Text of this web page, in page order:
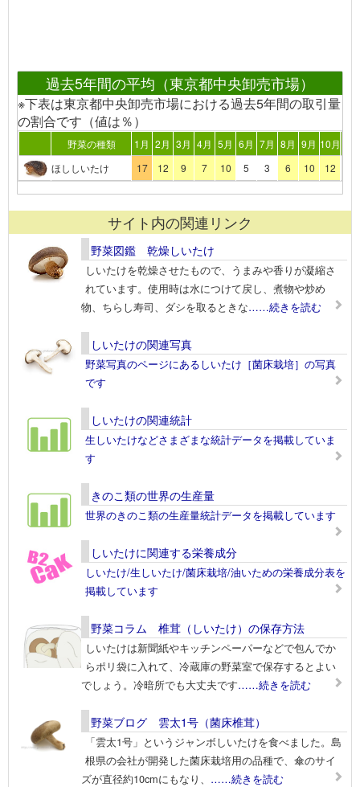
過去5年間の平均（東京都中央卸売市場）
※下表は東京都中央卸売市場における過去5年間の取引量
の割合です（値は％）
野菜の種類 1月 2月 3月 4月 5月 6月 7月 8月 9月 10月
ほししいたけ
17 12 9 7 10 5 3 6 10 12
サイト内の関連リンク
野菜図鑑 乾燥しいたけ
しいたけを乾燥させたもので、うまみや香りが凝縮さ
れています。使用時は水につけて戻し、煮物や炒め
物、ちらし寿司、ダシを取るときな……続きを読む
しいたけの関連写真
野菜写真のページにあるしいたけ［菌床栽培］の写真
です
しいたけの関連統計
生しいたけなどさまざまな統計データを掲載していま
す
きのこ類の世界の生産量
世界のきのこ類の生産量統計データを掲載しています
しいたけに関連する栄養成分
しいたけ/生しいたけ/菌床栽培/油いための栄養成分表を
掲載しています
野菜コラム 椎茸（しいたけ）の保存方法
しいたけは新聞紙やキッチンペーパーなどで包んでか
らポリ袋に入れて、冷蔵庫の野菜室で保存するとよい
でしょう。冷暗所でも大丈夫です……続きを読む
野菜ブログ 雲太1号（菌床椎茸）
「雲太1号」というジャンボしいたけを食べました。島
根県の会社が開発した菌床栽培用の品種で、傘のサイ
ズが直径約10cmにもなり、 ……続きを読む